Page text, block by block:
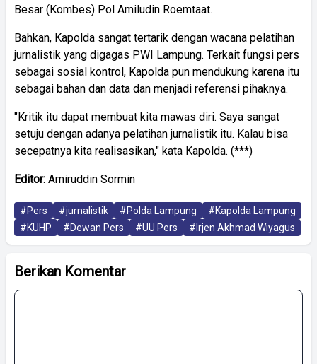
Besar (Kombes) Pol Amiludin Roemtaat.
Bahkan, Kapolda sangat tertarik dengan wacana pelatihan
jurnalistik yang digagas PWI Lampung. Terkait fungsi pers
sebagai sosial kontrol, Kapolda pun mendukung karena itu
sebagai bahan dan data dan menjadi referensi pihaknya.
"Kritik itu dapat membuat kita mawas diri. Saya sangat
setuju dengan adanya pelatihan jurnalistik itu. Kalau bisa
secepatnya kita realisasikan," kata Kapolda. (***)
Editor: Amiruddin Sormin
#Pers #jurnalistik #Polda Lampung
#Kapolda Lampung
#KUHP
#Dewan Pers #UU Pers #Irjen Akhmad Wiyagus
Berikan Komentar